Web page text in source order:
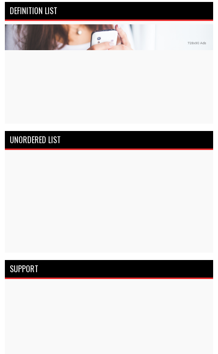
DEFINITION LIST
UNORDERED LIST
SUPPORT